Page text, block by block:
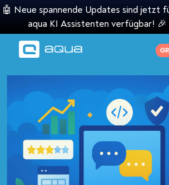
🤖 Neue spannende Updates sind jetzt
aqua KI Assistenten verfügbar! 🎉